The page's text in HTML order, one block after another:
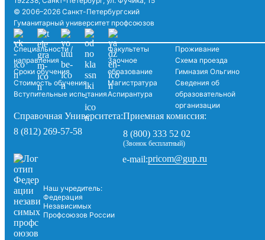
© 2006–2026 Санкт-Петербургский
Гуманитарный университет профсоюзов
Специальности /
направления
Сроки обучения
Стоимость обучения
Вступительные испытания
Факультеты
Заочное
образование
Магистратура
Аспирантура
Проживание
Схема проезда
Гимназия Ольгино
Сведения об
образовательной
организации
Справочная Университета:
8 (812) 269-57-58
Приемная комиссия:
8 (800) 333 52 02
(Звонок бесплатный)
Наш учредитель:
Федерация
Независимых
Профсоюзов России
e-mail:pricom@gup.ru